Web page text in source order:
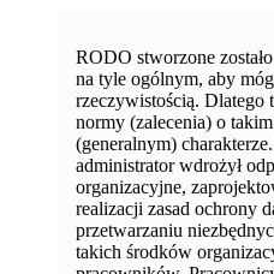
RODO stworzone
na tyle ogólnym, aby
rzeczywistością. Dlatego
normy (zalecenia) o
(generalnym)
administrator wdrożył
organizacyjne,
realizacji zasad ochrony
przetwarzaniu
takich środków